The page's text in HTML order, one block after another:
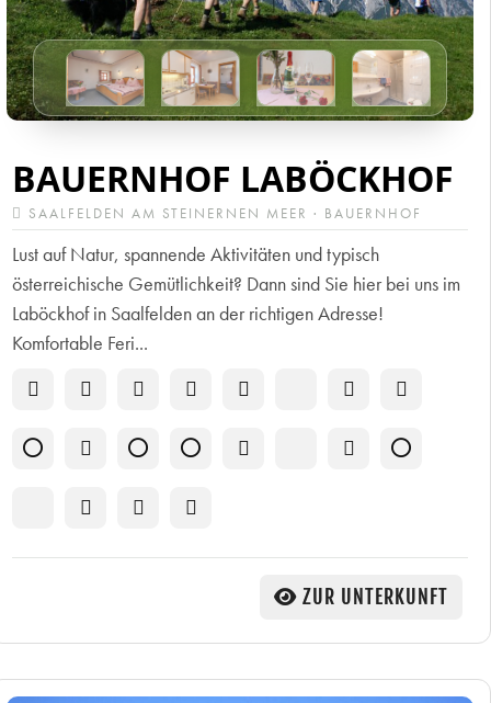
BAUERNHOF LABÖCKHOF
SAALFELDEN AM STEINERNEN MEER · BAUERNHOF
Lust auf Natur, spannende Aktivitäten und typisch
österreichische Gemütlichkeit? Dann sind Sie hier bei uns im
Laböckhof in Saalfelden an der richtigen Adresse!
Komfortable Feri...
ZUR UNTERKUNFT